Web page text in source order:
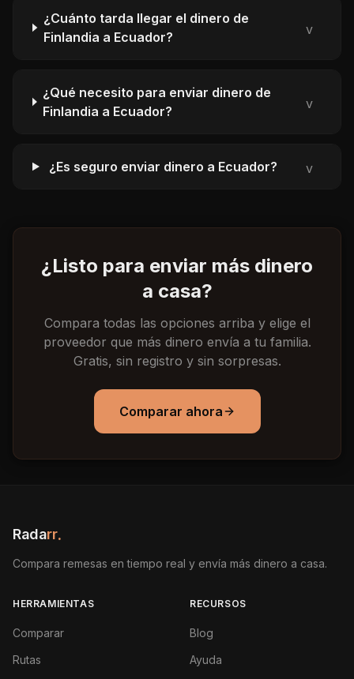
¿Cuánto tarda llegar el dinero de
Finlandia a Ecuador?
v
¿Qué necesito para enviar dinero de
Finlandia a Ecuador?
v
¿Es seguro enviar dinero a Ecuador? v
¿Listo para enviar más dinero
a casa?
Compara todas las opciones arriba y elige el
proveedor que más dinero envía a tu familia.
Gratis, sin registro y sin sorpresas.
Comparar ahora
Radarr.
Compara remesas en tiempo real y envía más dinero a casa.
HERRAMIENTAS
Comparar
Rutas
RECURSOS
Blog
Ayuda